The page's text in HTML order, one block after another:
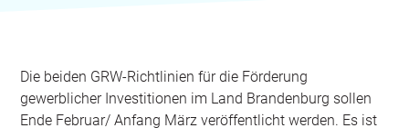
Die beiden GRW-Richtlinien für die Förderung
gewerblicher Investitionen im Land Brandenburg sollen
Ende Februar/ Anfang März veröffentlicht werden. Es ist